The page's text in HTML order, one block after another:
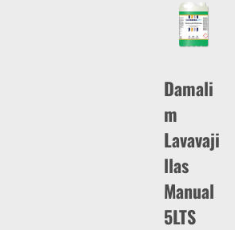
Damali
m
Lavavaji
llas
Manual
5LTS